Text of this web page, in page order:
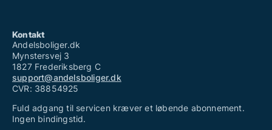
Kontakt
Andelsboliger.dk
Mynstersvej 3
1827 Frederiksberg C
support@andelsboliger.dk
CVR: 38854925
Fuld adgang til servicen kræver et løbende abonnement.
Ingen bindingstid.